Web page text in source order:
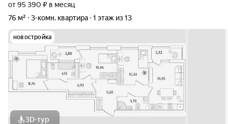
от 95 390 ₽ в месяц
76 м²
3-комн. квартира 1 этаж из 13
новостройка
3D-тур